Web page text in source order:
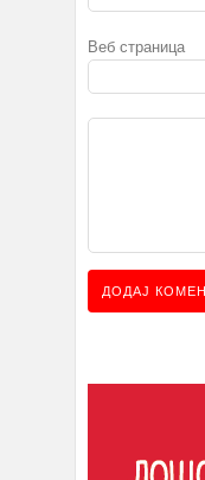
Веб страница